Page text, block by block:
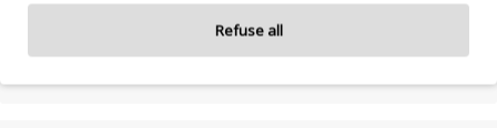
του κατασκευαστή.
Refuse all